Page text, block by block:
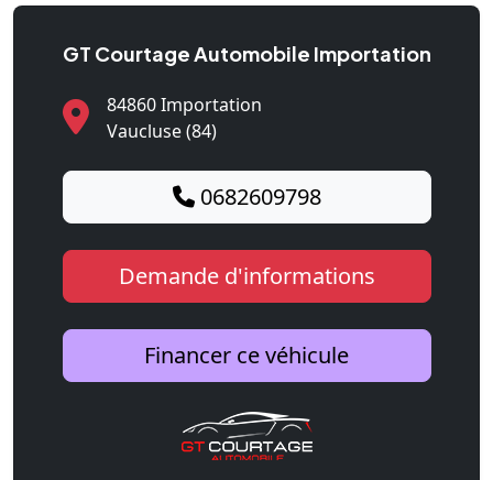
GT Courtage Automobile Importation
84860 Importation
Vaucluse (84)
0682609798
Demande d'informations
Financer ce véhicule